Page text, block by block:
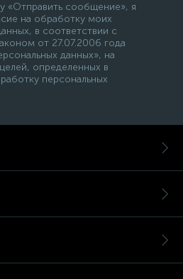
«Отправить сообщение», я
на обработку моих
в соответствии с
от 27.07.2006 года
данных», на
определенных в
персональных